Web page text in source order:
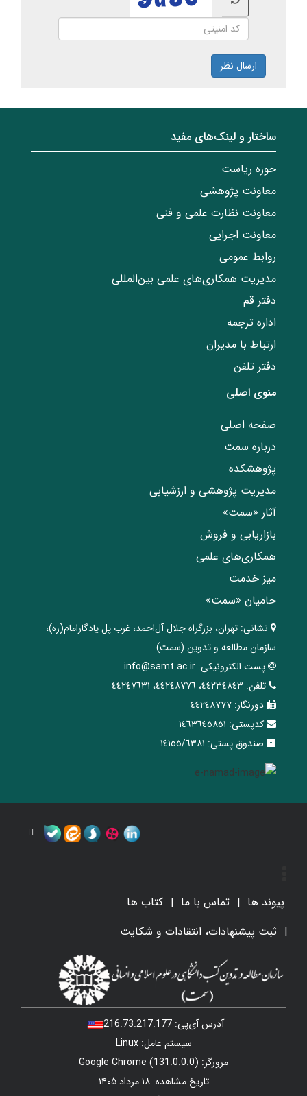
ارسال نظر
ساختار‌‌ و‌‌ لینک‌های مفید
حوزه ریاست
معاونت پژوهشی
معاونت نظارت علمی و فنی
معاونت اجرایی
روابط عمومی
مدیریت همکاری‌های علمی بین‌المللی
دفتر قم
اداره ترجمه
ارتباط با مدیران
دفتر تلفن
منوی اصلی
صفحه اصلی
درباره سمت
پژوهشکده
مدیریت پژوهشی و ارزشیابی
آثار «سمت»
بازاریابی و فروش
همکاری‌های علمی
میز خدمت
حامیان «سمت»
نشانی: تهران، ‌بزرگراه ‌جلال آل‌احمد، غرب پل يادگار‌امام(ره)‌،
سازمان مطالعه و تدوین‌ (سمت)
پست الکترونیکی: info@samt.ac.ir
تلفن: ٤٤٢٣٤٨٤٣، ٤٤٢٤٨٧٧٦، ٤٤٢٤٧٦٣١
دورنگار: ٤٤٢٤٨٧٧٧
کدپستی: ١٤٦٣٦٤٥٨٥١
صندوق پستی: ١٤١٥٥/٦٣٨١
پیوند ها تماس با ما
کتاب ها
ثبت پیشنهادات، انتقادات و شکایت
آدرس آی‌پی: 216.73.217.177
سیستم عامل: Linux
مرورگر: Google Chrome (131.0.0.0)
تاریخ مشاهده: ۱۸ مرداد ۱۴۰۵